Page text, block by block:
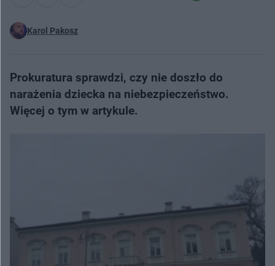
Karol Pakosz
Prokuratura sprawdzi, czy nie doszło do
narażenia dziecka na niebezpieczeństwo.
Więcej o tym w artykule.